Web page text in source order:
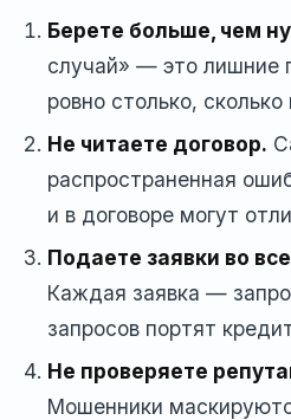
Берете больше, чем
случай» — это лишние
ровно столько, сколько
Не читаете договор.
распространенная
и в договоре могут
Подаете заявки во
Каждая заявка —
запросов портят
Не проверяете
Мошенники